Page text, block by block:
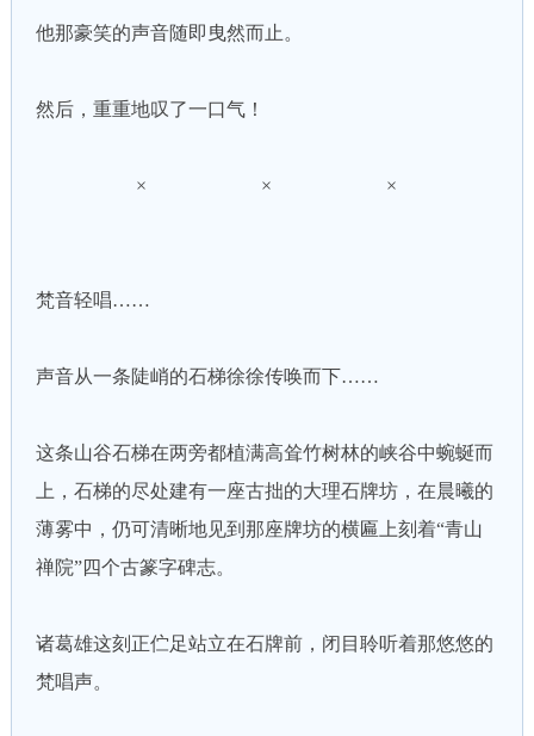
他那豪笑的声音随即曳然而止。
然后，重重地叹了一口气！
× × ×
梵音轻唱……
声音从一条陡峭的石梯徐徐传唤而下……
这条山谷石梯在两旁都植满高耸竹树林的峡谷中蜿蜒而
上，石梯的尽处建有一座古拙的大理石牌坊，在晨曦的
薄雾中，仍可清晰地见到那座牌坊的横匾上刻着“青山
禅院”四个古篆字碑志。
诸葛雄这刻正伫足站立在石牌前，闭目聆听着那悠悠的
梵唱声。